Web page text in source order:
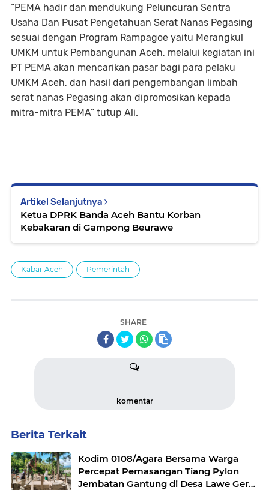
“PEMA hadir dan mendukung Peluncuran Sentra
Usaha Dan Pusat Pengetahuan Serat Nanas Pegasing
sesuai dengan Program Rampagoe yaitu Merangkul
UMKM untuk Pembangunan Aceh, melalui kegiatan ini
PT PEMA akan mencarikan pasar bagi para pelaku
UMKM Aceh, dan hasil dari pengembangan limbah
serat nanas Pegasing akan dipromosikan kepada
mitra-mitra PEMA” tutup Ali.
Artikel Selanjutnya
Ketua DPRK Banda Aceh Bantu Korban
Kebakaran di Gampong Beurawe
Kabar Aceh Pemerintah
SHARE
komentar
Berita Terkait
Kodim 0108/Agara Bersama Warga
Percepat Pemasangan Tiang Pylon
Jembatan Gantung di Desa Lawe Ger-